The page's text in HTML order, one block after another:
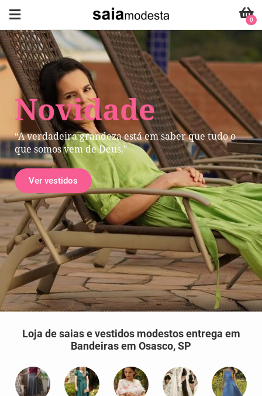
Novidade
“A verdadeira grandeza está em saber que tudo o
que somos vem de Deus."
Ver vestidos
0
Loja de saias e vestidos modestos entrega em
Bandeiras em Osasco, SP